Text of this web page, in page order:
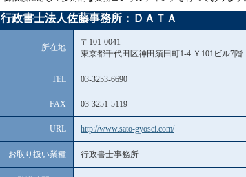
行政書士法人佐藤事務所：ＤＡＴＡ
所在地
〒101-0041
東京都千代田区神田須田町1-4 Ｙ101ビル7階
TEL 03-3253-6690
FAX 03-3251-5119
URL http://www.sato-gyosei.com/
お取り扱い業種 行政書士事務所